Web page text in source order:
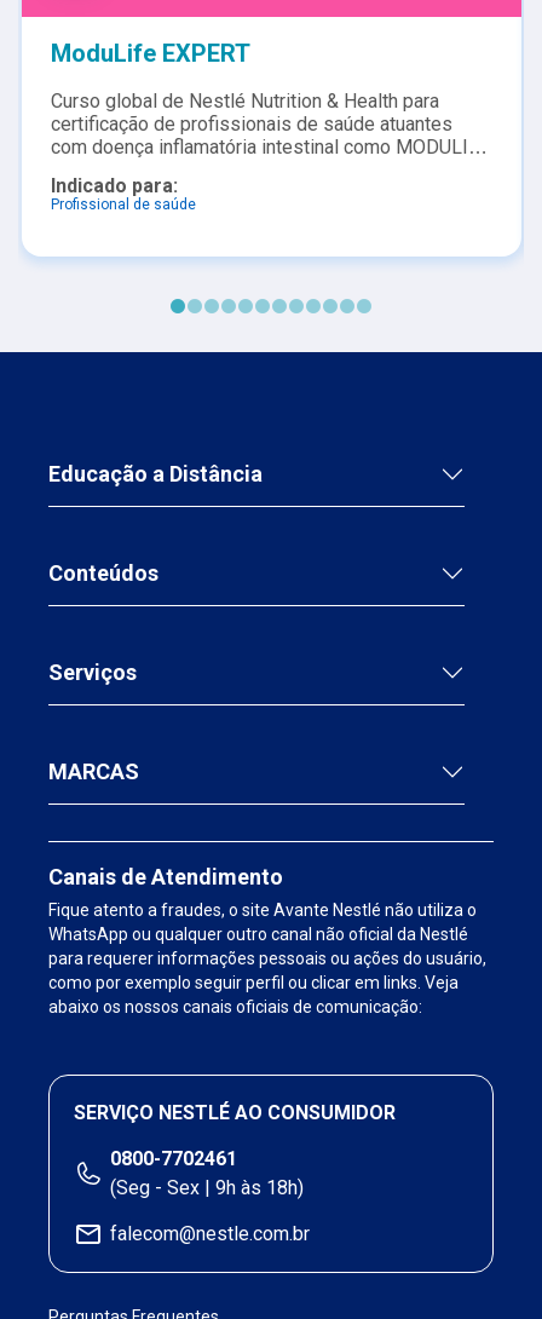
ModuLife EXPERT
Curso global de Nestlé Nutrition & Health para
certificação de profissionais de saúde atuantes
com doença inflamatória intestinal como MODULIFE
pacientes no APP ModuLife para melhor manejo e
controle junto ao paciente com doença inflamatória
Exclusão para Doença de Crohn.
Indicado para:
Profissional de saúde
Educação a Distância
Conteúdos
Serviços
MARCAS
Canais de Atendimento
Fique atento a fraudes, o site Avante Nestlé não utiliza o
WhatsApp ou qualquer outro canal não oficial da Nestlé
para requerer informações pessoais ou ações do usuário,
como por exemplo seguir perfil ou clicar em links. Veja
abaixo os nossos canais oficiais de comunicação:
SERVIÇO NESTLÉ AO CONSUMIDOR
0800-7702461
(Seg - Sex | 9h às 18h)
falecom@nestle.com.br